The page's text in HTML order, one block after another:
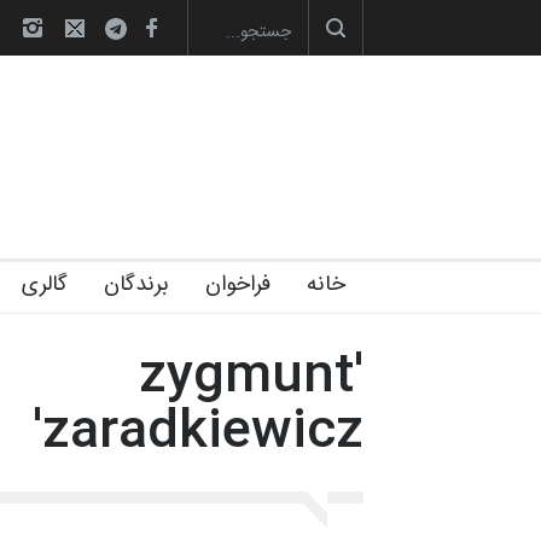
به یاد اردوغان باشول (۱۹۳۶–۲۰۲۶) کارتون و پوستر «ایران سربلند»…
خانه فراخوان برندگان گالری
'zygmunt
zaradkiewicz'